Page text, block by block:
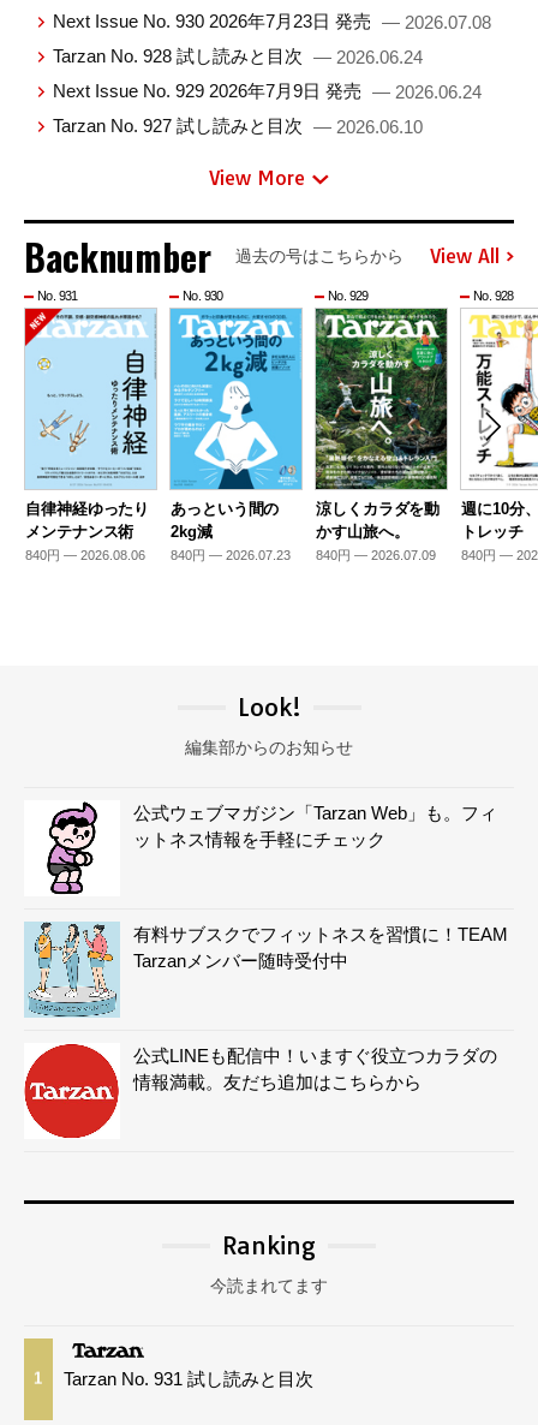
Next Issue No. 930 2026年7月23日 発売 — 2026.07.08
Tarzan No. 928 試し読みと目次 — 2026.06.24
Next Issue No. 929 2026年7月9日 発売 — 2026.06.24
Tarzan No. 927 試し読みと目次 — 2026.06.10
View More
Backnumber 過去の号はこちらから View All
No. 931
自律神経ゆったり
メンテナンス術
840円 — 2026.08.06
No. 930
あっという間の
2kg減
840円 — 2026.07.23
No. 929
涼しくカラダを動
かす山旅へ。
840円 — 2026.07.09
No. 928
週に10分
トレッチ
840円 —
Look!
編集部からのお知らせ
公式ウェブマガジン「Tarzan Web」も。フィ
ットネス情報を手軽にチェック
有料サブスクでフィットネスを習慣に！TEAM
Tarzanメンバー随時受付中
公式LINEも配信中！いますぐ役立つカラダの
情報満載。友だち追加はこちらから
Ranking
今読まれてます
1 Tarzan No. 931 試し読みと目次